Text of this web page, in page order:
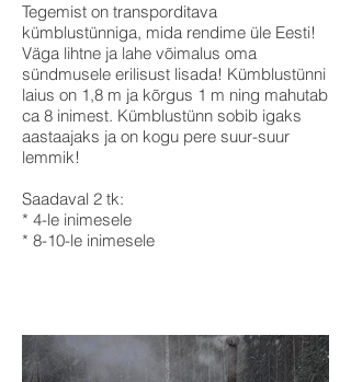
Tegemist on transporditava
kümblustünniga, mida rendime üle Eesti!
Väga lihtne ja lahe võimalus oma
sündmusele erilisust lisada! Kümblustünni
laius on 1,8 m ja kõrgus 1 m ning mahutab
ca 8 inimest. Kümblustünn sobib igaks
aastaajaks ja on kogu pere suur-suur
lemmik!
Saadaval 2 tk:
* 4-le inimesele
* 8-10-le inimesele